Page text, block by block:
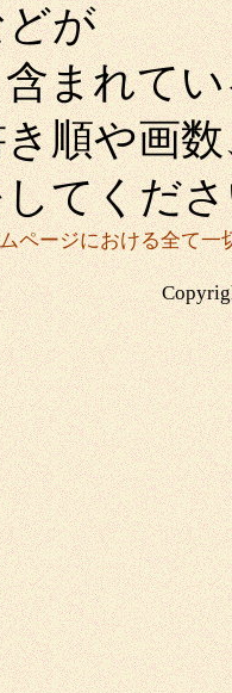
が
ている
順や画
てくだ
ページにおける全て